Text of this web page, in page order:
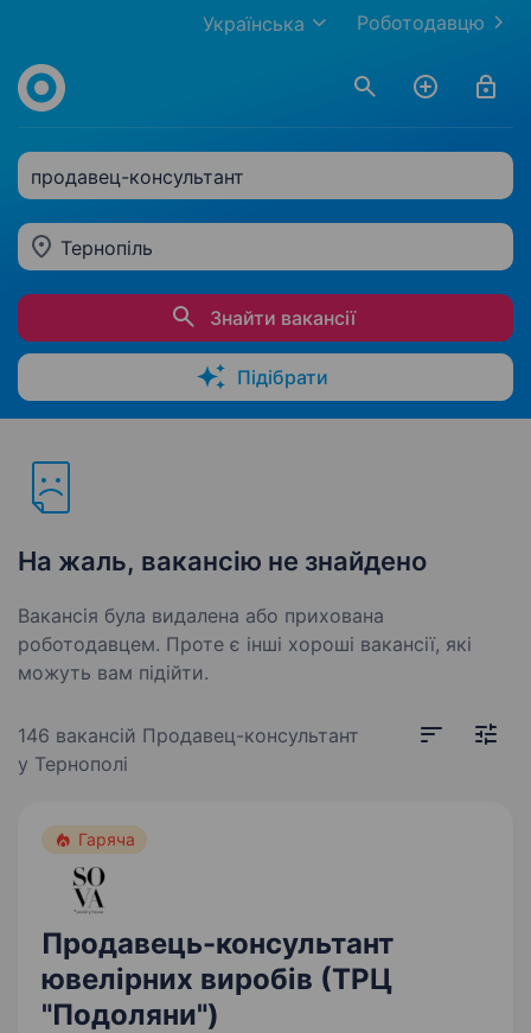
Роботодавцю
Українська
продавец-консультант
Тернопіль
Знайти вакансії
Підібрати
На жаль, вакансію не знайдено
Вакансія була видалена або прихована
роботодавцем. Проте є інші хороші вакансії, які
можуть вам підійти.
146 вакансій Продавец-консультант
у Тернополі
Гаряча
Продавець-консультант
ювелірних виробів (ТРЦ
"Подоляни")